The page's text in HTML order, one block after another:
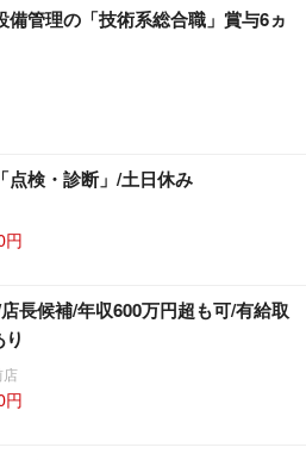
備管理の「技術系総合職」賞与6ヵ
点検・診断」/土日休み
円
長候補/年収600万円超も可/有給取
店
円